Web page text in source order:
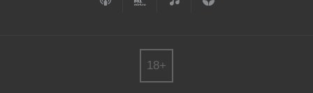
18+